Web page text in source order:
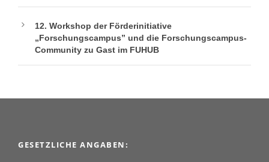
12. Workshop der Förderinitiative
„Forschungscampus” und die Forschungscampus-
Community zu Gast im FUHUB
GESETZLICHE ANGABEN: